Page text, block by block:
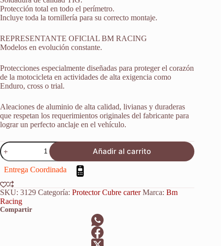
Protección total en todo el perímetro.
Incluye toda la tornillería para su correcto montaje.
REPRESENTANTE OFICIAL BM RACING
Modelos en evolución constante.
Protecciones especialmente diseñadas para proteger el corazón
de la motocicleta en actividades de alta exigencia como
Enduro, cross o trial.
Aleaciones de aluminio de alta calidad, livianas y duraderas
que respetan los requerimientos originales del fabricante para
lograr un perfecto anclaje en el vehículo.
Protector
Cubrecarter
Ktm
1190
R
2013-
2016
cantidad
Añadir al carrito
Entrega Coordinada
SKU: 3129 Categoría: Protector Cubre carter Marca: Bm
Racing
Compartir